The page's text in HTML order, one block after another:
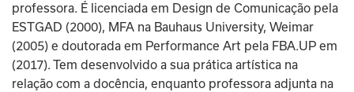
professora. É licenciada em Design de Comunicação pela
ESTGAD (2000), MFA na Bauhaus University, Weimar
(2005) e doutorada em Performance Art pela FBA.UP em
(2017). Tem desenvolvido a sua prática artística na
relação com a docência, enquanto professora adjunta na